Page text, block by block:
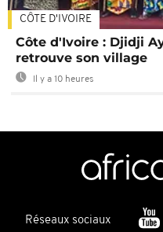
CÔTE D'IVOIRE
Côte d'Ivoire : Djidji
retrouve son village
Il y a 10 heures
Réseaux sociaux